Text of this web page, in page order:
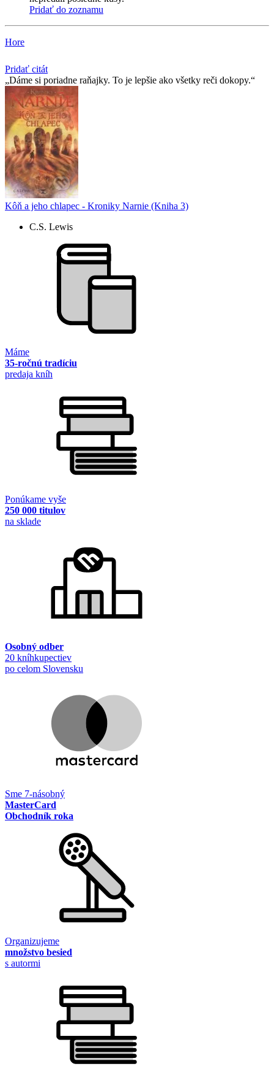
Pridať do zoznamu
Hore
Pridať citát
Dáme si poriadne raňajky. To je lepšie ako všetky reči dokopy.
Kôň a jeho chlapec - Kroniky Narnie (Kniha 3)
C.S. Lewis
Máme
35-ročnú tradíciu
predaja kníh
Ponúkame vyše
250 000 titulov
na sklade
Osobný odber
20 kníhkupectiev
po celom Slovensku
Sme 7-násobný
MasterCard
Obchodník roka
Organizujeme
množstvo besied
s autormi